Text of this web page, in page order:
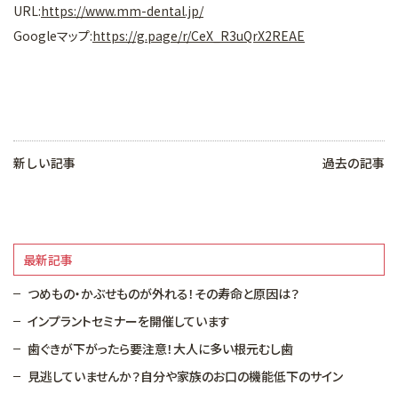
URL:https://www.mm-dental.jp/
Googleマップ:https://g.page/r/CeX_R3uQrX2REAE
新しい記事 過去の記事
最新記事
つめもの・かぶせものが外れる！その寿命と原因は？
インプラントセミナーを開催しています
歯ぐきが下がったら要注意！大人に多い根元むし歯
見逃していませんか？自分や家族のお口の機能低下のサイン